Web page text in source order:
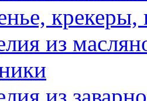
крекеры,
из